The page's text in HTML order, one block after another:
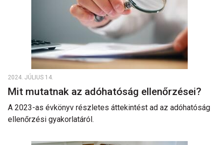
2024. JÚLIUS 14.
Mit mutatnak az adóhatóság ellenőrzései?
A 2023-as évkönyv részletes áttekintést ad az adóhatóság
ellenőrzési gyakorlatáról.